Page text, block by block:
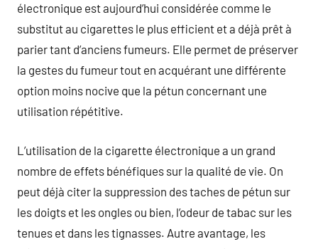
électronique est aujourd’hui considérée comme le
substitut au cigarettes le plus efficient et a déjà prêt à
parier tant d’anciens fumeurs. Elle permet de préserver
la gestes du fumeur tout en acquérant une différente
option moins nocive que la pétun concernant une
utilisation répétitive.
L’utilisation de la cigarette électronique a un grand
nombre de effets bénéfiques sur la qualité de vie. On
peut déjà citer la suppression des taches de pétun sur
les doigts et les ongles ou bien, l’odeur de tabac sur les
tenues et dans les tignasses. Autre avantage, les